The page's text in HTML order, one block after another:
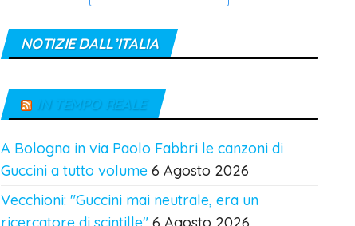
NOTIZIE DALL’ITALIA
IN TEMPO REALE
A Bologna in via Paolo Fabbri le canzoni di
Guccini a tutto volume 6 Agosto 2026
Vecchioni: "Guccini mai neutrale, era un